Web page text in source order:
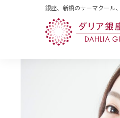
銀座、新橋のサーマクール